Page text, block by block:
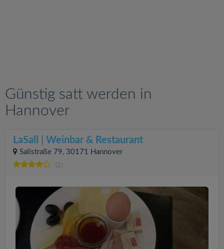
Günstig satt werden in
Hannover
LaSall | Weinbar & Restaurant
Sallstraße 79, 30171 Hannover
(2)
n